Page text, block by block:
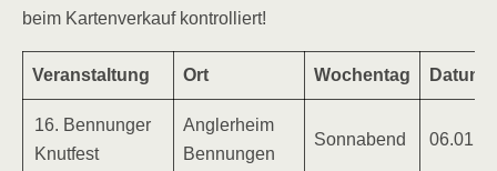
beim Kartenverkauf kontrolliert!
Veranstaltung Ort Wochentag Datum
16. Bennunger
Knutfest
Anglerheim
Bennungen
Sonnabend